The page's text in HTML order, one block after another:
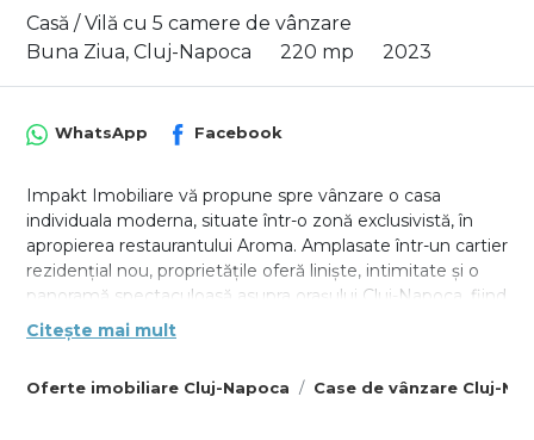
Casă / Vilă cu 5 camere de vânzare
Buna Ziua, Cluj-Napoca
220 mp 2023
Oferte imobiliare Cluj-Napoca Case de vânzare Cluj-
WhatsApp Facebook
Impakt Imobiliare vă propune spre vânzare o casa
individuala moderna, situate într-o zonă exclusivistă, în
apropierea restaurantului Aroma. Amplasate într-un cartier
rezidențial nou, proprietățile oferă liniște, intimitate și o
panoramă spectaculoasă asupra orașului Cluj-Napoca, fiind
totodată ferite de agitația urbană.
Citește mai mult